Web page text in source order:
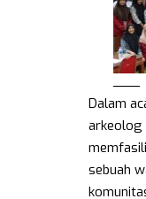
Dalam
arkeolog
sebuah